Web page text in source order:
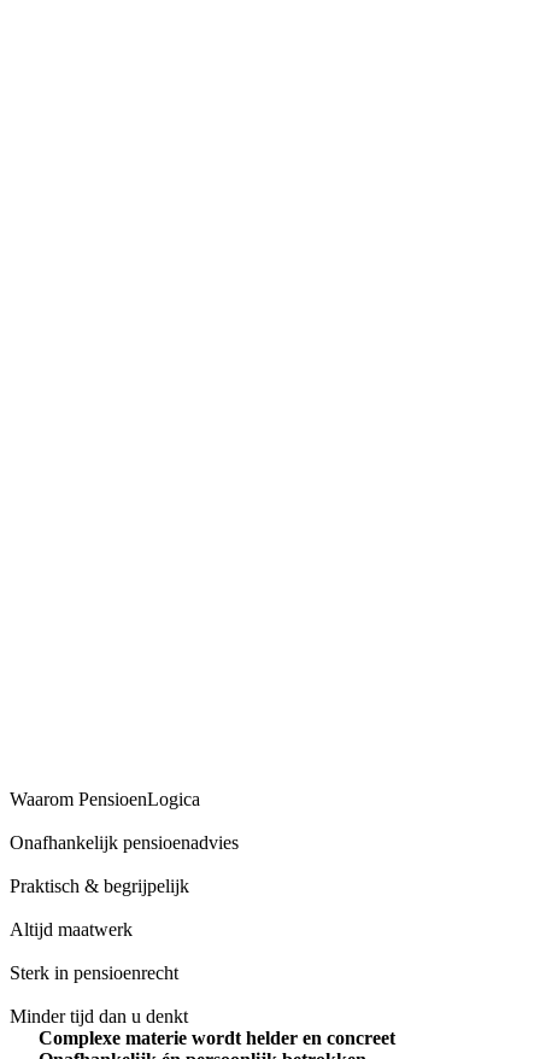
Waarom PensioenLogica
Onafhankelijk pensioenadvies
Praktisch & begrijpelijk
Altijd maatwerk
Sterk in pensioenrecht
Minder tijd dan u denkt
Complexe materie wordt helder en concreet